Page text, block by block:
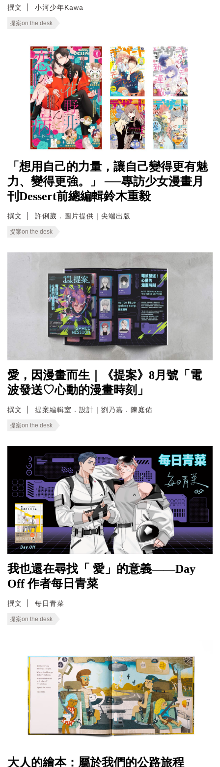
撰文 小河少年Kawa
提案on the desk
「想用自己的力量，讓自己變得更有魅
力、變得更強。」 ──專訪少女漫畫月
刊Dessert前總編輯鈴木重毅
撰文 許俐葳．圖片提供｜尖端出版
提案on the desk
愛，因漫畫而生｜《提案》8月號「電
波發送♡心動的漫畫時刻」
撰文 提案編輯室．設計｜劉乃嘉．陳庭佑
提案on the desk
我也還在尋找「 愛」的意義——Day
Off 作者每日青菜
撰文 每日青菜
提案on the desk
大人的繪本：屬於我們的公路旅程